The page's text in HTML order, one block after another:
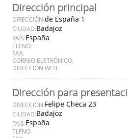
Dirección principal
DIRECCIÓN:de España 1
CIUDAD:Badajoz
PAÍS:España
TLFNO:
FAX:
CORREO ELETRÓNICO:
DIRECCIÓN WEB:
Dirección para
DIRECCIÓN:Felipe Checa 23
CIUDAD:Badajoz
PAÍS:España
TLFNO: